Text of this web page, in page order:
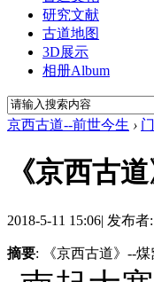
研究文献
古道地图
3D展示
相册Album
京西古道--前世今生 ›
《京西古
2018-5-11 15:06| 发布者:
摘要: 《京西古道》--